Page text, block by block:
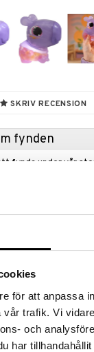
för att anpassa
trafik. Vi
och
har
SKRIV RECENSION
fynden
fynda under vår
kan fort ta slut!
»
är en
den flyta och lysa!
du mandarinen?